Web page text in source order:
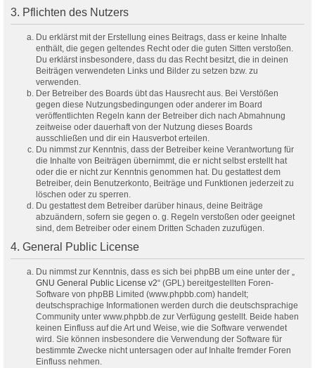
3. Pflichten des Nutzers
Du erklärst mit der Erstellung eines Beitrags, dass er keine Inhalte
enthält, die gegen geltendes Recht oder die guten Sitten verstoßen.
Du erklärst insbesondere, dass du das Recht besitzt, die in deinen
Beiträgen verwendeten Links und Bilder zu setzen bzw. zu
verwenden.
Der Betreiber des Boards übt das Hausrecht aus. Bei Verstößen
gegen diese Nutzungsbedingungen oder anderer im Board
veröffentlichten Regeln kann der Betreiber dich nach Abmahnung
zeitweise oder dauerhaft von der Nutzung dieses Boards
ausschließen und dir ein Hausverbot erteilen.
Du nimmst zur Kenntnis, dass der Betreiber keine Verantwortung für
die Inhalte von Beiträgen übernimmt, die er nicht selbst erstellt hat
oder die er nicht zur Kenntnis genommen hat. Du gestattest dem
Betreiber, dein Benutzerkonto, Beiträge und Funktionen jederzeit zu
löschen oder zu sperren.
Du gestattest dem Betreiber darüber hinaus, deine Beiträge
abzuändern, sofern sie gegen o. g. Regeln verstoßen oder geeignet
sind, dem Betreiber oder einem Dritten Schaden zuzufügen.
4. General Public License
Du nimmst zur Kenntnis, dass es sich bei phpBB um eine unter der „
GNU General Public License v2“ (GPL) bereitgestellten Foren-
Software von phpBB Limited (www.phpbb.com) handelt;
deutschsprachige Informationen werden durch die deutschsprachige
Community unter www.phpbb.de zur Verfügung gestellt. Beide haben
keinen Einfluss auf die Art und Weise, wie die Software verwendet
wird. Sie können insbesondere die Verwendung der Software für
bestimmte Zwecke nicht untersagen oder auf Inhalte fremder Foren
Einfluss nehmen.